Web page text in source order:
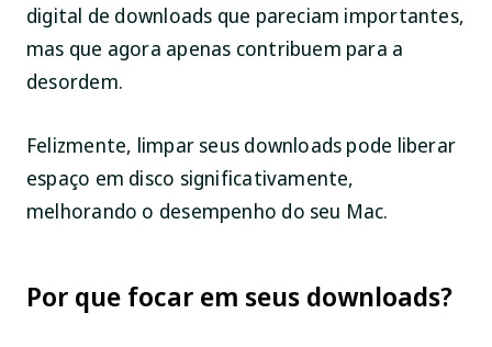
digital de downloads que pareciam importantes,
mas que agora apenas contribuem para a
desordem.
Felizmente, limpar seus downloads pode liberar
espaço em disco significativamente,
melhorando o desempenho do seu Mac.
Por que focar em seus downloads?